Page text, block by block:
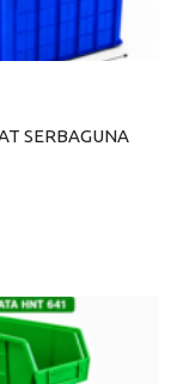
SERBAGUNA